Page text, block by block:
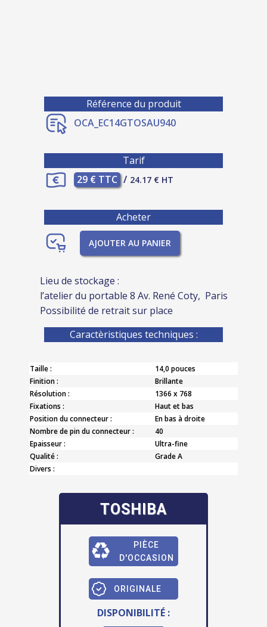
Référence du produit
OCA_EC14GTOSAU940
Tarif
29 € TTC / 24.17 € HT
Acheter
AJOUTER AU PANIER
Lieu de stockage :
l’atelier du portable 8 Av. René Coty, Paris
Possibilité de retrait sur place
Caractèristiques techniques :
Taille :
14,0 pouces
Finition :
Brillante
Résolution :
1366 x 768
Fixations :
Haut et bas
Position du connecteur :
En bas à droite
Nombre de pin du connecteur :
40
Epaisseur :
Ultra-fine
Qualité :
Grade A
Divers :
TOSHIBA
PIÈCE
D'OCCASION
ORIGINALE
DISPONIBILITÉ :